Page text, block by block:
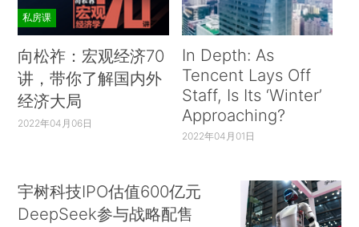
私房课
向松祚：宏观经济70
讲，带你了解国内外
经济大局
2022年04月06日
In Depth: As
Tencent Lays Off
Staff, Is Its ‘Winter’
Approaching?
2022年04月01日
宇树科技IPO估值600亿元
DeepSeek参与战略配售